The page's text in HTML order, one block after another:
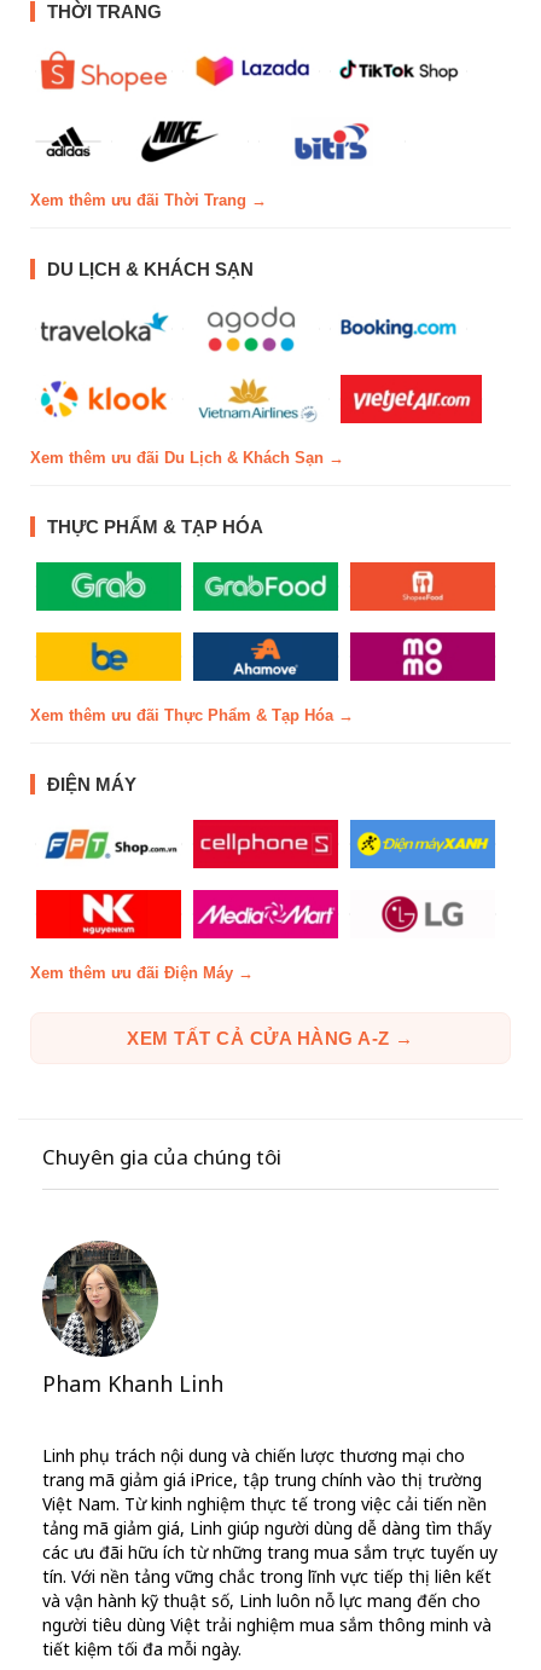
THỜI TRANG
Xem thêm ưu đãi Thời Trang →
DU LỊCH & KHÁCH SẠN
Xem thêm ưu đãi Du Lịch & Khách Sạn →
THỰC PHẨM & TẠP HÓA
Xem thêm ưu đãi Thực Phẩm & Tạp Hóa →
ĐIỆN MÁY
Xem thêm ưu đãi Điện Máy →
XEM TẤT CẢ CỬA HÀNG A-Z →
Chuyên gia của chúng tôi
Pham Khanh Linh
Linh phụ trách nội dung và chiến lược thương mại cho
trang mã giảm giá iPrice, tập trung chính vào thị trường
Việt Nam. Từ kinh nghiệm thực tế trong việc cải tiến nền
tảng mã giảm giá, Linh giúp người dùng dễ dàng tìm thấy
các ưu đãi hữu ích từ những trang mua sắm trực tuyến uy
tín. Với nền tảng vững chắc trong lĩnh vực tiếp thị liên kết
và vận hành kỹ thuật số, Linh luôn nỗ lực mang đến cho
người tiêu dùng Việt trải nghiệm mua sắm thông minh và
tiết kiệm tối đa mỗi ngày.